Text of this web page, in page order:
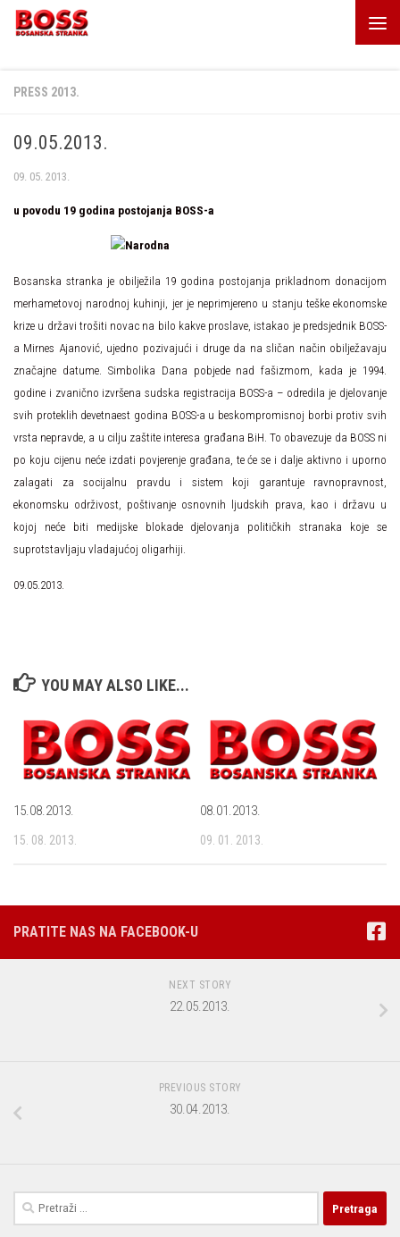
Skip to content
PRESS 2013.
09.05.2013.
09. 05. 2013.
u povodu 19 godina postojanja BOSS-a
Bosanska stranka je obilježila 19 godina postojanja prikladnom donacijom
merhametovoj narodnoj kuhinji, jer je neprimjereno u stanju teške ekonomske
krize u državi trošiti novac na bilo kakve proslave, istakao je predsjednik BOSS-
a Mirnes Ajanović, ujedno pozivajući i druge da na sličan način obilježavaju
značajne datume. Simbolika Dana pobjede nad fašizmom, kada je 1994.
godine i zvanično izvršena sudska registracija BOSS-a – odredila je djelovanje
svih proteklih devetnaest godina BOSS-a u beskompromisnoj borbi protiv svih
vrsta nepravde, a u cilju zaštite interesa građana BiH. To obavezuje da BOSS ni
po koju cijenu neće izdati povjerenje građana, te će se i dalje aktivno i uporno
zalagati za socijalnu pravdu i sistem koji garantuje ravnopravnost,
ekonomsku održivost, poštivanje osnovnih ljudskih prava, kao i državu u
kojoj neće biti medijske blokade djelovanja političkih stranaka koje se
suprotstavljaju vladajućoj oligarhiji.
09.05.2013.
YOU MAY ALSO LIKE...
15.08.2013.
15. 08. 2013.
08.01.2013.
09. 01. 2013.
PRATITE NAS NA FACEBOOK-U
NEXT STORY
22.05.2013.
PREVIOUS STORY
30.04.2013.
Pretraga: